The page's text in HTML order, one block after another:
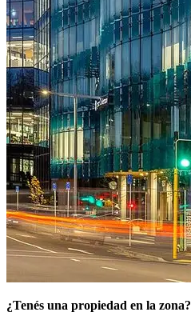
¿Tenés una propiedad en la zona?